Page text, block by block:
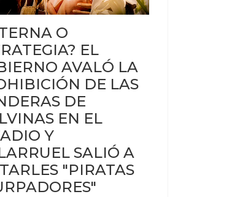
DE HASTA EL 100% EN LUZ"
DE UN CÓNDOR ANDINO
O
EL
AVALÓ LA
DE LAS
DE
EN EL
Y
SALIÓ A
"PIRATAS